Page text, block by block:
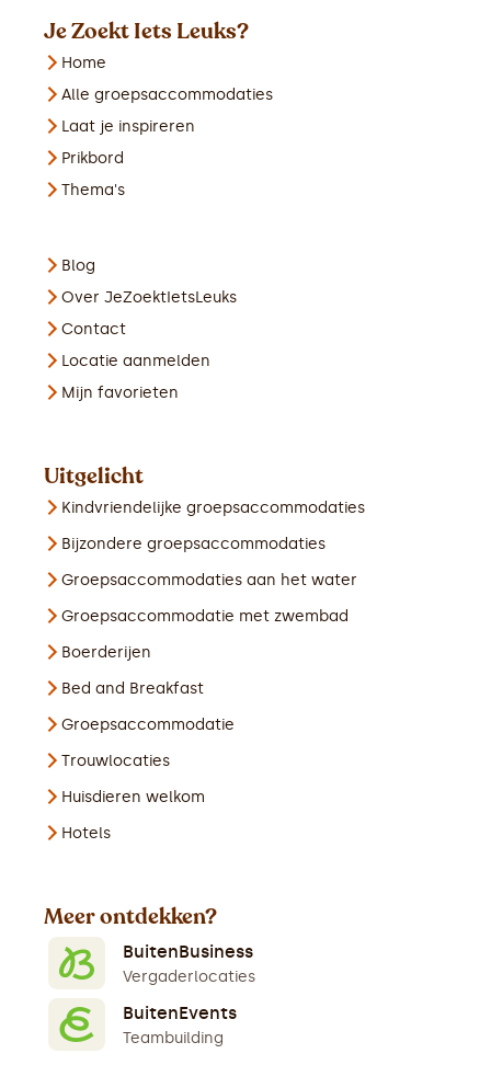
Je Zoekt Iets Leuks?
Home
Alle groepsaccommodaties
Laat je inspireren
Prikbord
Thema's
Blog
Over JeZoektIetsLeuks
Contact
Locatie aanmelden
Mijn favorieten
Uitgelicht
Kindvriendelijke groepsaccommodaties
Bijzondere groepsaccommodaties
Groepsaccommodaties aan het water
Groepsaccommodatie met zwembad
Boerderijen
Bed and Breakfast
Groepsaccommodatie
Trouwlocaties
Huisdieren welkom
Hotels
Meer ontdekken?
BuitenBusiness
Vergaderlocaties
BuitenEvents
Teambuilding